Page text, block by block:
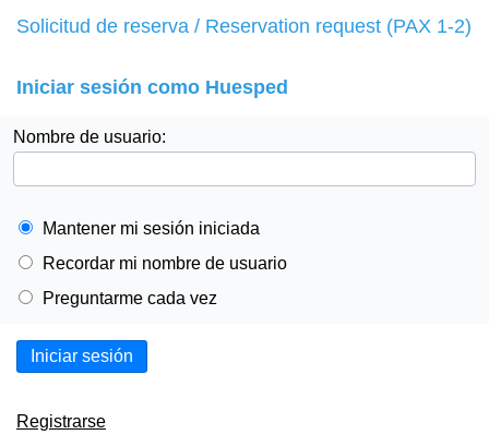
Solicitud de reserva / Reservation request (PAX 1-2)
Iniciar sesión como Huesped
Nombre de usuario:
Mantener mi sesión iniciada
Recordar mi nombre de usuario
Preguntarme cada vez
Iniciar sesión
Registrarse